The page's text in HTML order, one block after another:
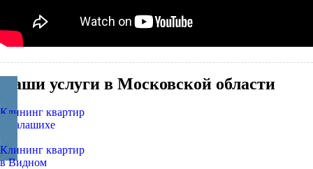
Наши услуги в Московской области
Клининг квартир
в Балашихе
Клининг квартир
в Видном